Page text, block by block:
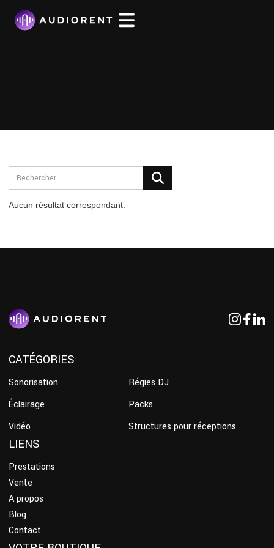
Aucun résultat correspondant.
CATÉGORIES
Sonorisation
Régies DJ
Éclairage
Packs
Vidéo
Structures pour réceptions
LIENS
Prestations
Vente
A propos
Blog
Contact